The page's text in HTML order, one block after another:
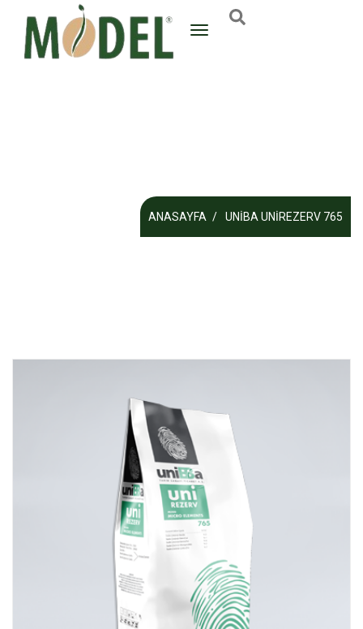
ANASAYFA UNIBA UNIREZERV 765